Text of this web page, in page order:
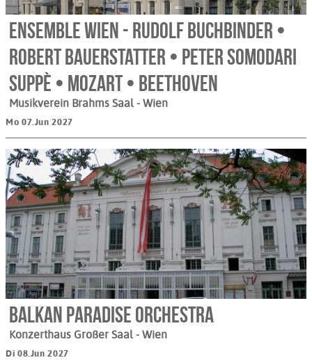
Ensemble Wien - Rudolf Buchbinder •
Robert Bauerstatter • Peter Somodari
Suppè • Mozart • Beethoven
Musikverein Brahms Saal - Wien
Mo 07.Jun 2027
Balkan Paradise Orchestra
Konzerthaus Großer Saal - Wien
Di 08.Jun 2027